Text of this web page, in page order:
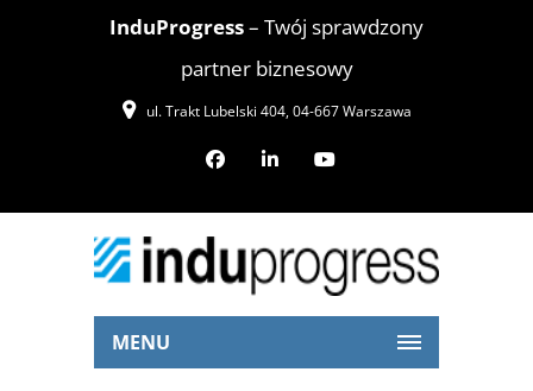
InduProgress– Twój sprawdzony
partner biznesowy
ul. Trakt Lubelski 404, 04-667 Warszawa
MENU